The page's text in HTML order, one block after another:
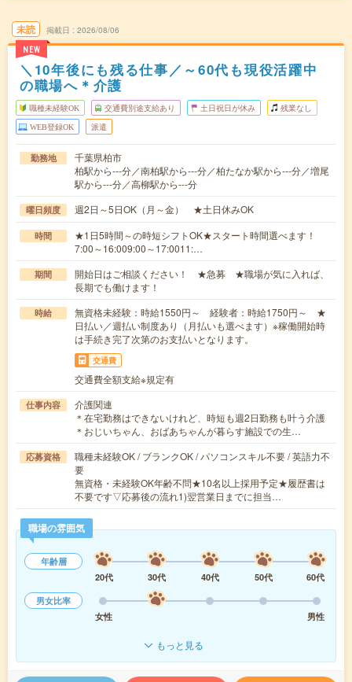
未読
NEW
掲載日 2026/08/06
＼10年後にも残る仕事／～60代も現役活躍中
の職場へ＊介護
職種未経験OK 交通費別途支給あり 土日祝日が休み 残業なし
WEB登録OK 派遣
勤務地
千葉県柏市
柏駅から---分／南柏駅から---分／柏たなか駅から---分／増尾
駅から---分／高柳駅から---分
曜日頻度 週2日～5日OK（月～金） ★土日休みOK
時間
★1日5時間～の時短シフトOK★スタート時間選べます！
7:00～16:009:00～17:0011:…
期間
開始日はご相談ください！ ★急募 ★職場が気に入れば、
長期でも働けます！
時給
無資格未経験：時給1550円～ 経験者：時給1750円～ ★
日払い／週払い制度あり（月払いも選べます）※稼働開始時
は手続き完了次第のお支払いとなります。
交通費
交通費全額支給※規定有
仕事内容
介護関連
＊在宅勤務はできないけれど、時短も週2日勤務も叶う介護
＊おじいちゃん、おばあちゃんが暮らす施設での生…
応募資格
職種未経験OK / ブランクOK / パソコンスキル不要 / 英語力不
要
無資格・未経験OK年齢不問★10名以上採用予定★履歴書は
不要です▽応募後の流れ1)翌営業日までに担当…
職場の雰囲気
年齢層
20代
30代 40代 50代
60代
男女比率
女性
男性
もっと見る